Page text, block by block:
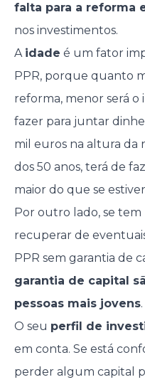
falta para a reforma
nos investimentos.
A idade é um fator
PPR, porque quanto
reforma, menor será
fazer para juntar
mil euros na altura da
dos 50 anos, terá de
maior do que se
Por outro lado, se tem
recuperar de
PPR sem garantia de
garantia de capital
pessoas mais jovens.
O seu perfil de
em conta. Se está
perder algum capital